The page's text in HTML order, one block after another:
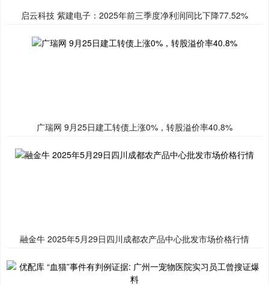
启云科技 紫建电子：2025年前三季度净利润同比下降77.52%
广瑞网 9月25日建工转债上涨0%，转股溢价率40.8%
融金牛 2025年5月29日四川成都农产品中心批发市场价格行情